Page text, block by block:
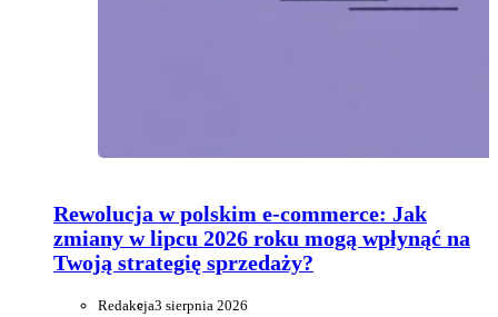
Rewolucja w polskim e-commerce: Jak
zmiany w lipcu 2026 roku mogą wpłynąć na
Twoją strategię sprzedaży?
Redakcja3 sierpnia 2026